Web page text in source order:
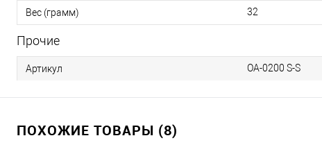
Вес (грамм) 32
Прочие
Артикул OA-0200 S-S
ПОХОЖИЕ ТОВАРЫ (8)